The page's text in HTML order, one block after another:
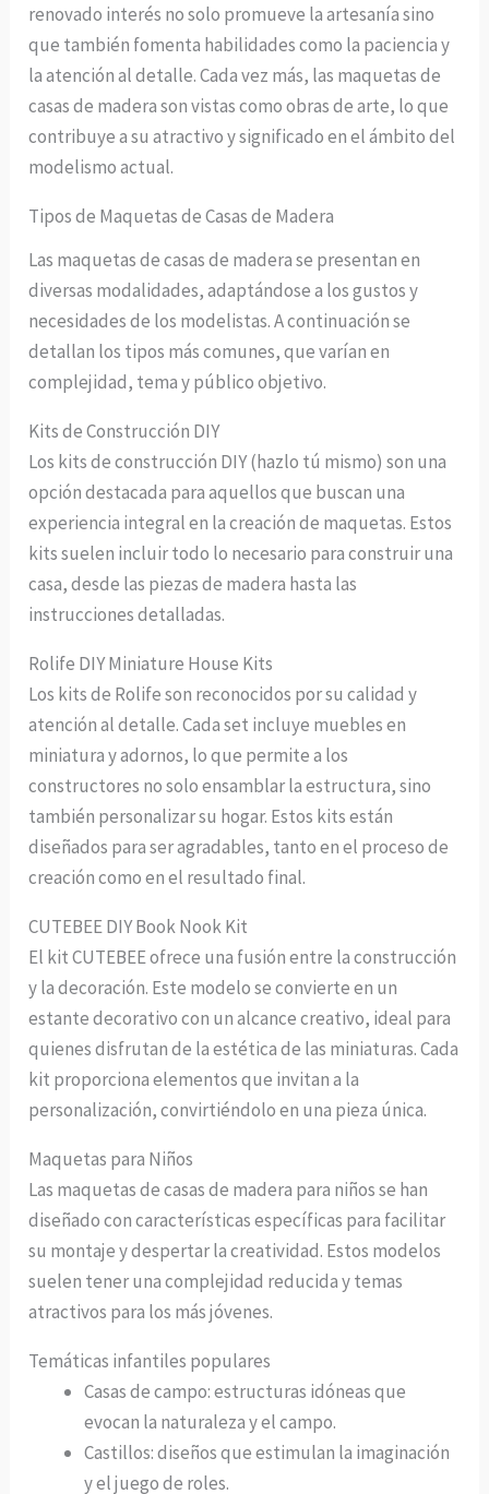
renovado interés no solo promueve la artesanía sino
que también fomenta habilidades como la paciencia y
la atención al detalle. Cada vez más, las maquetas de
casas de madera son vistas como obras de arte, lo que
contribuye a su atractivo y significado en el ámbito del
modelismo actual.
Tipos de Maquetas de Casas de Madera
Las maquetas de casas de madera se presentan en
diversas modalidades, adaptándose a los gustos y
necesidades de los modelistas. A continuación se
detallan los tipos más comunes, que varían en
complejidad, tema y público objetivo.
Kits de Construcción DIY
Los kits de construcción DIY (hazlo tú mismo) son una
opción destacada para aquellos que buscan una
experiencia integral en la creación de maquetas. Estos
kits suelen incluir todo lo necesario para construir una
casa, desde las piezas de madera hasta las
instrucciones detalladas.
Rolife DIY Miniature House Kits
Los kits de Rolife son reconocidos por su calidad y
atención al detalle. Cada set incluye muebles en
miniatura y adornos, lo que permite a los
constructores no solo ensamblar la estructura, sino
también personalizar su hogar. Estos kits están
diseñados para ser agradables, tanto en el proceso de
creación como en el resultado final.
CUTEBEE DIY Book Nook Kit
El kit CUTEBEE ofrece una fusión entre la construcción
y la decoración. Este modelo se convierte en un
estante decorativo con un alcance creativo, ideal para
quienes disfrutan de la estética de las miniaturas. Cada
kit proporciona elementos que invitan a la
personalización, convirtiéndolo en una pieza única.
Maquetas para Niños
Las maquetas de casas de madera para niños se han
diseñado con características específicas para facilitar
su montaje y despertar la creatividad. Estos modelos
suelen tener una complejidad reducida y temas
atractivos para los más jóvenes.
Temáticas infantiles populares
Casas de campo: estructuras idóneas que
evocan la naturaleza y el campo.
Castillos: diseños que estimulan la imaginación
y el juego de roles.